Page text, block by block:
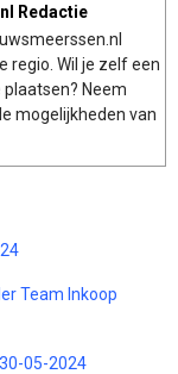
Redactie
regio. Wil je zelf een
Neem
mogelijkheden van
Team Inkoop
05-2024